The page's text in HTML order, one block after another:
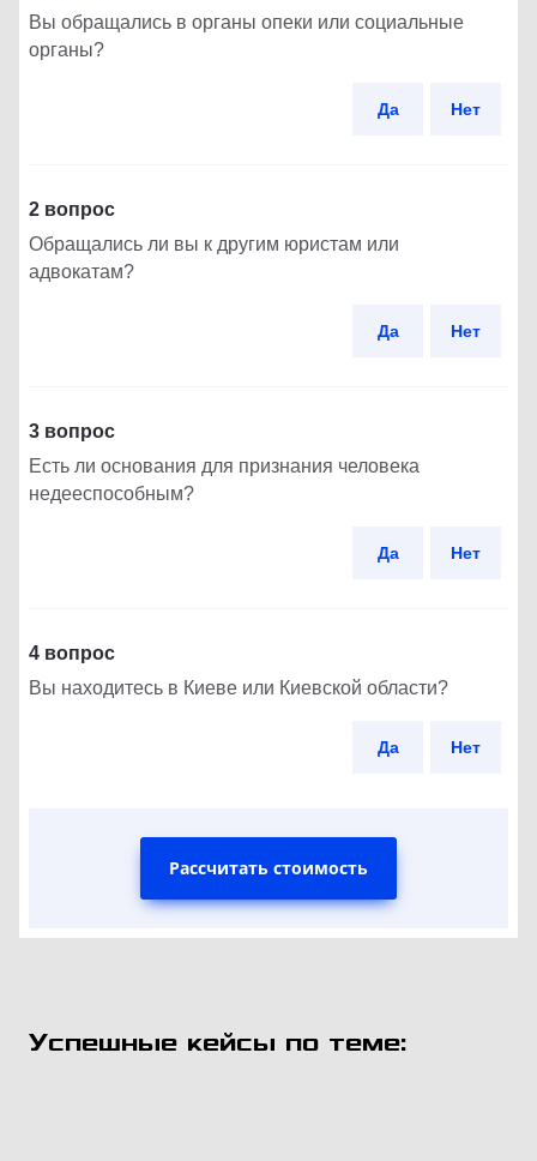
Вы обращались в органы опеки или социальные
органы?
Да Нет
2 вопрос
Обращались ли вы к другим юристам или
адвокатам?
Да Нет
3 вопрос
Есть ли основания для признания человека
недееспособным?
Да Нет
4 вопрос
Вы находитесь в Киеве или Киевской области?
Да Нет
Рассчитать стоимость
Успешные кейсы по теме: